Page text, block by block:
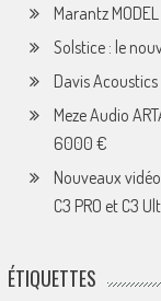
Marantz
Solstice : le
Davis
Meze Audio
6000 €
Nouveaux
C3 PRO et C3
ÉTIQUETTES